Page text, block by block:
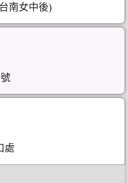
南女中後)
處